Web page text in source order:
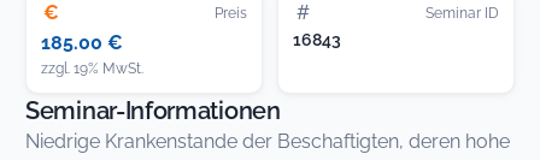
€ Preis
185.00 €
zzgl. 19% MwSt.
# Seminar ID
16843
Seminar-Informationen
Niedrige Krankenstande der Beschaftigten, deren hohe